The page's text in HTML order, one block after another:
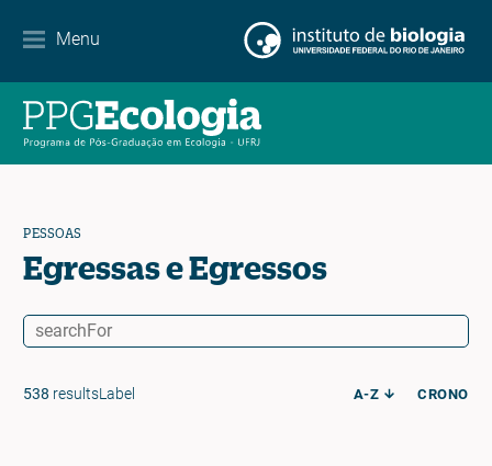
Menu
Agenda de eventos
Notícias
Contato
PESSOAS
Egressas e Egressos
538 resultsLabel A-Z CRONO